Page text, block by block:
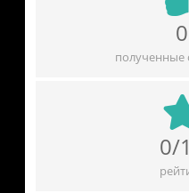
0
полученные
0/